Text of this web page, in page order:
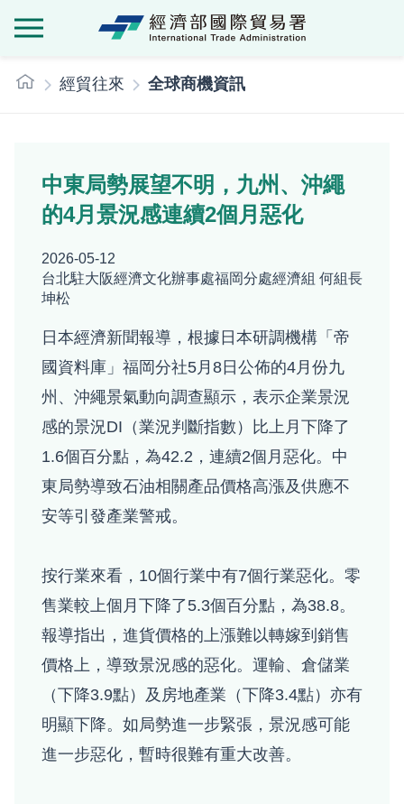
::: 經貿往來 全球商機資訊
中東局勢展望不明，九州、沖繩
的4月景況感連續2個月惡化
2026-05-12
台北駐大阪經濟文化辦事處福岡分處經濟組 何組長
坤松
日本經濟新聞報導，根據日本研調機構「帝
國資料庫」福岡分社5月8日公佈的4月份九
州、沖繩景氣動向調查顯示，表示企業景況
感的景況DI（業況判斷指數）比上月下降了
1.6個百分點，為42.2，連續2個月惡化。中
東局勢導致石油相關產品價格高漲及供應不
安等引發產業警戒。
按行業來看，10個行業中有7個行業惡化。零
售業較上個月下降了5.3個百分點，為38.8。
報導指出，進貨價格的上漲難以轉嫁到銷售
價格上，導致景況感的惡化。運輸、倉儲業
（下降3.9點）及房地產業（下降3.4點）亦有
明顯下降。如局勢進一步緊張，景況感可能
進一步惡化，暫時很難有重大改善。